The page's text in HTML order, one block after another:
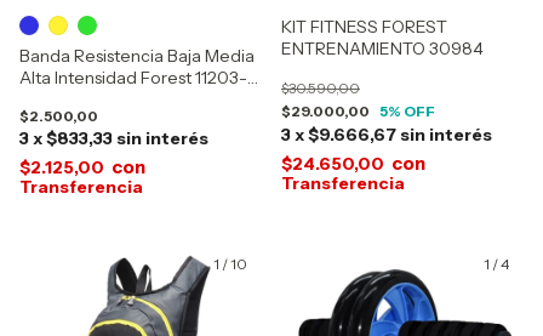
Banda Resistencia Baja Media
Alta Intensidad Forest 11203-
11952
$2.500,00
3x$833,33 sin interés
$2.125,00 con
KIT FITNESS FOREST
ENTRENAMIENTO 30984
$29.000,00
$30.590,00
5% OFF
3x$9.666,67 sin interés
$24.650,00 con
1 /10 1 /4